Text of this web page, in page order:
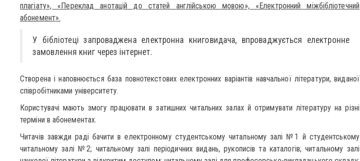
плагіату», «Переклад анотацій до статей англійською мовою», «Електронний міжбібліотечний
абонемент».
У бібліотеці запроваджена електронна книговидача, впроваджується електронне
замовлення книг через інтернет.
Створена і наповнюється база повнотекстових електронних варіантів навчальної літератури, виданої
співробітниками університету.
Користувачі мають змогу працювати в затишних читальних залах й отримувати літературу на різні
терміни в абонементах.
Читачів завжди раді бачити в електронному студентському читальному залі №1 й студентському
читальному залі №2; читальному залі періодичних видань, рукописів та каталогів; читальному залі